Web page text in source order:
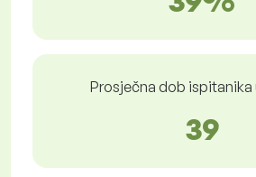
Prosječna dob ispitanika
39